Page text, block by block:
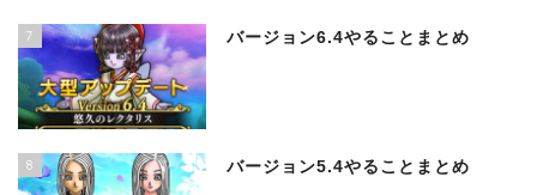
7 バージョン6.4やることまとめ
8 バージョン5.4やることまとめ